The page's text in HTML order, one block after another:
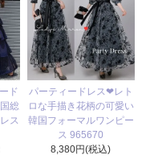
ド
総
ス
パーティードレス❤レト
ロな手描き花柄の可愛い
韓国フォーマルワンピー
ス 965670
8,380円(税込)